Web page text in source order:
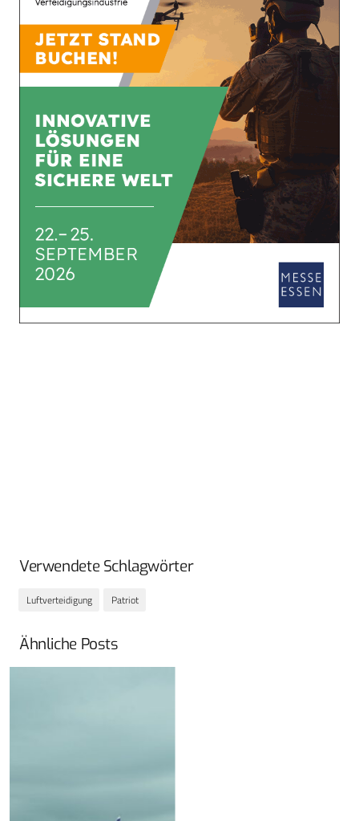
Verwendete Schlagwörter
Luftverteidigung Patriot
Ähnliche Posts